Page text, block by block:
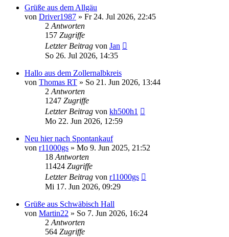
Grüße aus dem Allgäu
von Driver1987 » Fr 24. Jul 2026, 22:45
2 Antworten
157 Zugriffe
Letzter Beitrag von Jan
So 26. Jul 2026, 14:35
Hallo aus dem Zollernalbkreis
von Thomas RT » So 21. Jun 2026, 13:44
2 Antworten
1247 Zugriffe
Letzter Beitrag von kh500h1
Mo 22. Jun 2026, 12:59
Neu hier nach Spontankauf
von r11000gs » Mo 9. Jun 2025, 21:52
18 Antworten
11424 Zugriffe
Letzter Beitrag von r11000gs
Mi 17. Jun 2026, 09:29
Grüße aus Schwäbisch Hall
von Martin22 » So 7. Jun 2026, 16:24
2 Antworten
564 Zugriffe